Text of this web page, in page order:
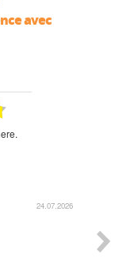
avec
24.07.2026